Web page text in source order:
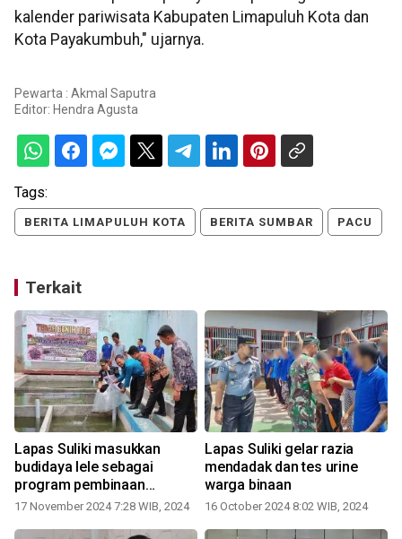
kalender pariwisata Kabupaten Limapuluh Kota dan
Kota Payakumbuh," ujarnya.
Pewarta : Akmal Saputra
Editor: Hendra Agusta
Tags:
BERITA LIMAPULUH KOTA BERITA SUMBAR PACU
Terkait
Lapas Suliki masukkan
budidaya lele sebagai
program pembinaan
narapidana
17 November 2024 7:28 WIB, 2024
Lapas Suliki gelar razia
mendadak dan tes urine
warga binaan
16 October 2024 8:02 WIB, 2024